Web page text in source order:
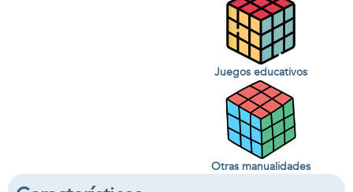
Juegos educativos
Otras manualidades